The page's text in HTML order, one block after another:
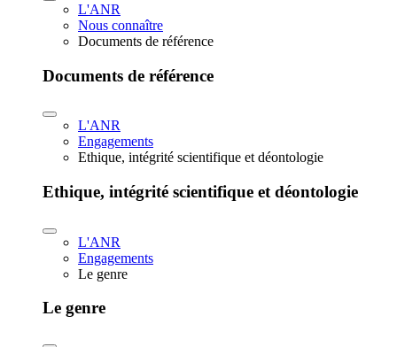
L'ANR
Nous connaître
Documents de référence
Documents de référence
L'ANR
Engagements
Ethique, intégrité scientifique et déontologie
Ethique, intégrité scientifique et déontologie
L'ANR
Engagements
Le genre
Le genre